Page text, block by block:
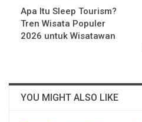
Apa Itu Sleep Tourism?
Tren Wisata Populer
2026 untuk Wisatawan
YOU MIGHT ALSO LIKE